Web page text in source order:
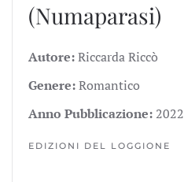
(Numaparasi)
Autore:Riccarda Riccò
Genere:Romantico
Anno Pubblicazione: 2022
EDIZIONI DEL LOGGIONE